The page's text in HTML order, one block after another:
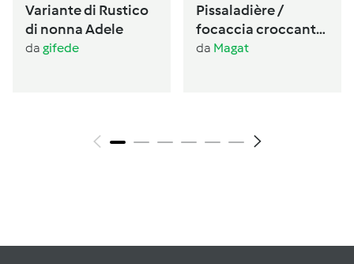
Variante di Rustico
di nonna Adele
da gifede
Pissaladière /
focaccia croccante
provenzale alle
da Magat